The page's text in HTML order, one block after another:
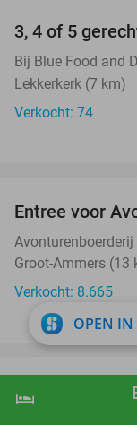
shopping_cart
hotel
3, 4 of 5
Bij Blue Food and
Lekkerkerk (7 km)
Verkocht: 74
Entree voor
Groot-Ammers (13
Verkocht: 8.665
All-You-Can-
onbeperkt fris
OPEN IN